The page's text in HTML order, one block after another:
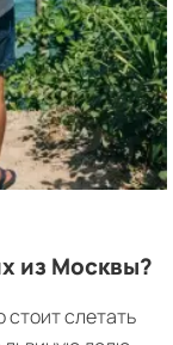
из Москвы?
слетать